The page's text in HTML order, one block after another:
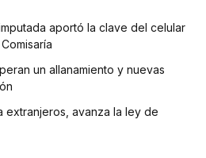
aportó la clave del celular
un allanamiento y nuevas
extranjeros, avanza la ley de